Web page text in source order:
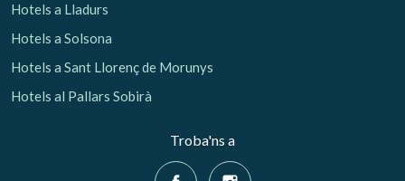
Hotels a Lladurs
Hotels a Solsona
Hotels a Sant Llorenç de Morunys
Hotels al Pallars Sobirà
Troba'ns a